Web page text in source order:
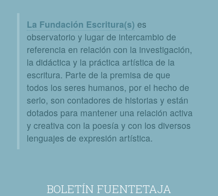
La Fundación Escritura(s) es
observatorio y lugar de intercambio de
referencia en relación con la investigación,
la didáctica y la práctica artística de la
escritura. Parte de la premisa de que
todos los seres humanos, por el hecho de
serlo, son contadores de historias y están
dotados para mantener una relación activa
y creativa con la poesía y con los diversos
lenguajes de expresión artística.
BOLETÍN FUENTETAJA